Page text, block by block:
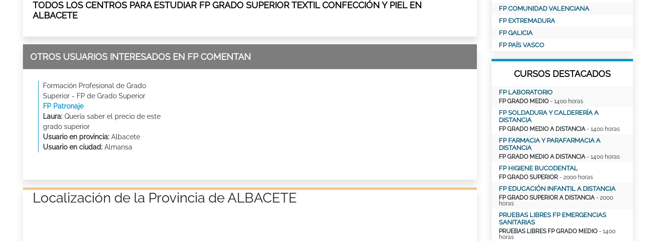
TODOS LOS CENTROS PARA ESTUDIAR FP GRADO SUPERIOR TEXTIL CONFECCIÓN Y PIEL EN
ALBACETE
OTROS USUARIOS INTERESADOS EN FP COMENTAN
Formación Profesional de Grado
Superior - FP de Grado Superior
FP Patronaje
Laura: Quería saber el precio de este
grado superior
Usuario en provincia: Albacete
Usuario en ciudad: Almansa
Localización de la Provincia de ALBACETE
FP COMUNIDAD VALENCIANA
FP EXTREMADURA
FP GALICIA
FP PAÍS VASCO
CURSOS DESTACADOS
FP LABORATORIO
FP GRADO MEDIO - 1400 horas
FP SOLDADURA Y CALDERERÍA A
DISTANCIA
FP GRADO MEDIO A DISTANCIA- 1400 horas
FP FARMACIA Y PARAFARMACIA A
DISTANCIA
FP GRADO MEDIO A DISTANCIA- 1400 horas
FP HIGIENE BUCODENTAL
FP GRADO SUPERIOR - 2000 horas
FP EDUCACIÓN INFANTIL A DISTANCIA
FP GRADO SUPERIOR A DISTANCIA- 2000
horas
PRUEBAS LIBRES FP EMERGENCIAS
SANITARIAS
PRUEBAS LIBRES FP GRADO MEDIO - 1400
horas